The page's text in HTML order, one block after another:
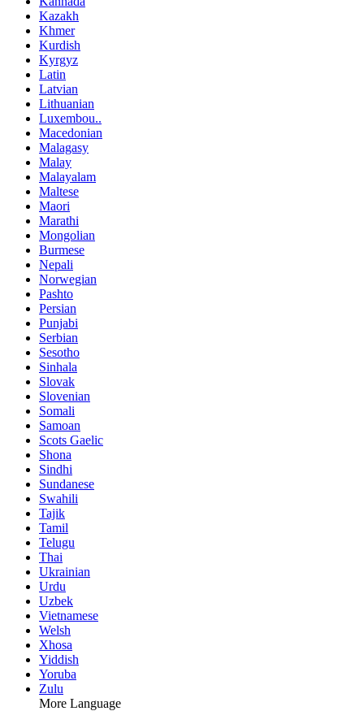
Kazakh
Khmer
Kurdish
Kyrgyz
Latin
Latvian
Lithuanian
Luxembou..
Macedonian
Malagasy
Malay
Malayalam
Maltese
Maori
Marathi
Mongolian
Burmese
Nepali
Norwegian
Pashto
Persian
Punjabi
Serbian
Sesotho
Sinhala
Slovak
Slovenian
Somali
Samoan
Scots Gaelic
Shona
Sindhi
Sundanese
Swahili
Tajik
Tamil
Telugu
Thai
Ukrainian
Urdu
Uzbek
Vietnamese
Welsh
Xhosa
Yiddish
Yoruba
Zulu
More Language